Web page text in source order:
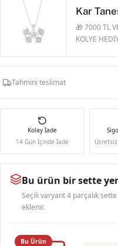
Kar
🎁 7000 TL
KOLYE
Tahmini teslimat
Kolay İade
14 Gün İçinde İade
Bu ürün bir sette
Seçili varyant 4 parçalık
eklenir.
Bu Ürün